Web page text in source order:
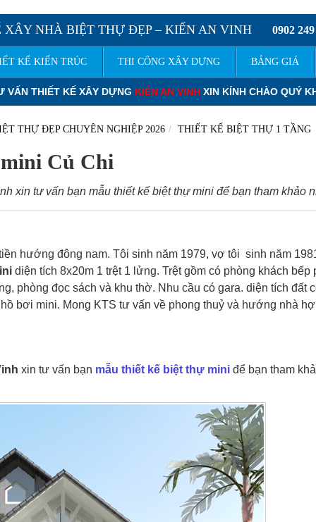
XÂY NHÀ BIỆT THỰ ĐẸP – KIẾN AN VINH 0902
KẾ KIẾN TRÚC THI CÔNG XÂY DỰNG BẢNG GIÁ
VINHXIN KÍNH CHÀO QUÝ KHÁCH.ĐƠN GIÁ THIẾT KẾ NHÀ
THỰ ĐẸP CHUYÊN NGHIỆP 2026 THIẾT KẾ BIỆT THỰ 1 TẦNG
Củ Chi
xin tư vấn bạn mẫu thiết kế biệt thự mini để bạn tham khảo
hướng đông nam. Tôi sinh năm 1979, vợ tôi sinh năm
diện tích 8x20m 1 trệt 1 lửng. Trệt gồm có phòng khách bếp
phòng đọc sách và khu thờ. Nhu cầu có gara. diện tích đất
bơi mini. Mong KTS tư vấn về phong thuỷ và hướng nhà
xin tư vấn bạn mẫu thiết kế biệt thự mini để bạn tham